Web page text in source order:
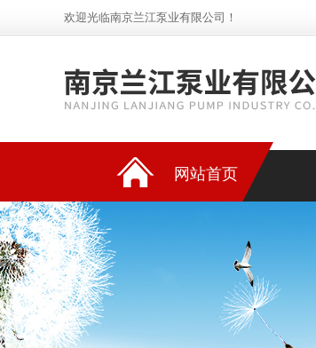
欢迎光临南京兰江泵业有限公司！
网站首页